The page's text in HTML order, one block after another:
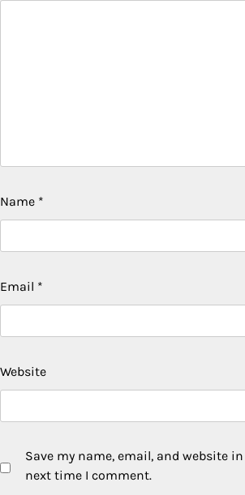
Name *
Email *
Website
Save my name, email, and website
next time I comment.